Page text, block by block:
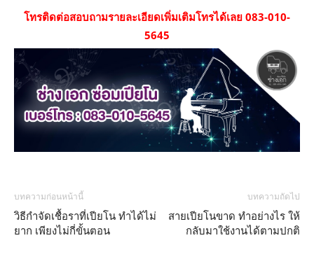
โทรติดต่อสอบถามรายละเอียดเพิ่มเติมโทรได้เลย 083-010-
5645
บทความก่อนหน้านี้
วิธีกำจัดเชื้อราที่เปียโน ทำได้ไม่
ยาก เพียงไม่กี่ขั้นตอน
บทความถัดไป
สายเปียโนขาด ทำอย่างไร ให้
กลับมาใช้งานได้ตามปกติ